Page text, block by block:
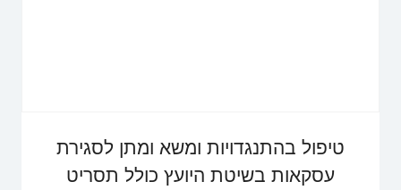
טיפול בהתנגדויות ומשא ומתן לסגירת
עסקאות בשיטת היועץ כולל תסריט